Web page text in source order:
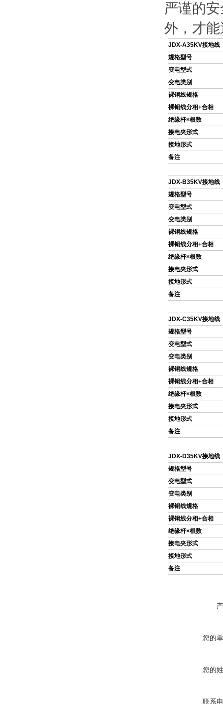
严谨的
外，才
JDX-A35KV接地线
规格型号
变电型式
变电类别
裸铜线规格
裸铜线分相+合相
绝缘杆×根数
接电夹形式
接地形式
备注
JDX-B35KV接地线
规格型号
变电型式
变电类别
裸铜线规格
裸铜线分相+合相
绝缘杆×根数
接电夹形式
接地形式
备注
JDX-C35KV接地线
规格型号
变电型式
变电类别
裸铜线规格
裸铜线分相+合相
绝缘杆×根数
接电夹形式
接地形式
备注
JDX-D35KV接地线
规格型号
变电型式
变电类别
裸铜线规格
裸铜线分相+合相
绝缘杆×根数
接电夹形式
接地形式
备注
您的
您的
联系